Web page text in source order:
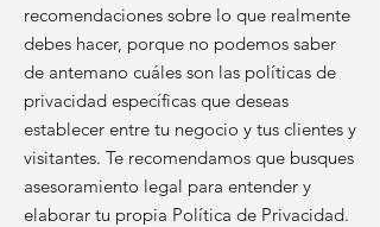
recomendaciones sobre lo que realmente
debes hacer, porque no podemos saber
de antemano cuáles son las políticas de
privacidad específicas que deseas
establecer entre tu negocio y tus clientes y
visitantes. Te recomendamos que busques
asesoramiento legal para entender y
elaborar tu propia Política de Privacidad.